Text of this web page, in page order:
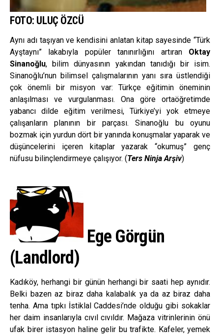
FOTO: ULUÇ ÖZCÜ
Aynı adı taşıyan ve kendisini anlatan kitap sayesinde “Türk
Ayştaynı” lakabıyla popüler tanınırlığını artıran Oktay
Sinanoğlu, bilim dünyasının yakından tanıdığı bir isim.
Sinanoğlu’nun bilimsel çalışmalarının yanı sıra üstlendiği
çok önemli bir misyon var: Türkçe eğitimin öneminin
anlaşılması ve vurgulanması. Ona göre ortaöğretimde
yabancı dilde eğitim verilmesi, Türkiye’yi yok etmeye
çalışanların planının bir parçası. Sinanoğlu bu oyunu
bozmak için yurdun dört bir yanında konuşmalar yaparak ve
düşüncelerini içeren kitaplar yazarak “okumuş” genç
nüfusu bilinçlendirmeye çalışıyor. (Ters Ninja Arşiv)
Ege Görgün
(Landlord)
Kadıköy, herhangi bir günün herhangi bir saati hep aynıdır.
Belki bazen az biraz daha kalabalık ya da az biraz daha
tenha. Ama tıpkı İstiklal Caddesi’nde olduğu gibi sokaklar
her daim insanlarıyla cıvıl cıvıldır. Mağaza vitrinlerinin önü
ufak birer istasyon haline gelir bu trafikte. Kafeler, yemek